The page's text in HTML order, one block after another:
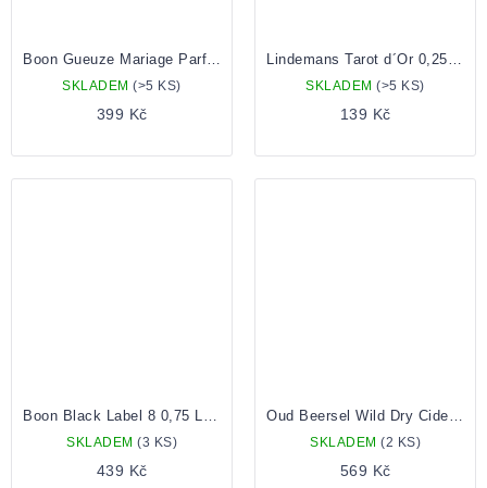
SKLADEM(>5 KS)
399 Kč
SKLADEM(>5 KS)
139 Kč
SKLADEM (3 KS)
439 Kč
SKLADEM (2 KS)
569 Kč